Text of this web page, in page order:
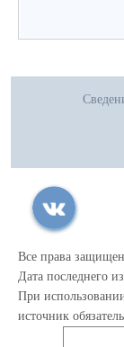
Все права
Дата последнего
При
источник